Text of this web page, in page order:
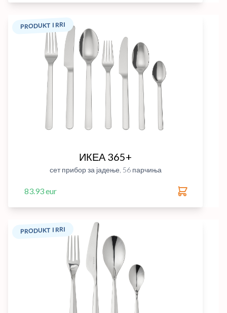
PRODUKT I RRI
ИКЕА 365+
сет прибор за јадење, 56 парчиња
83.93 eur
PRODUKT I RRI